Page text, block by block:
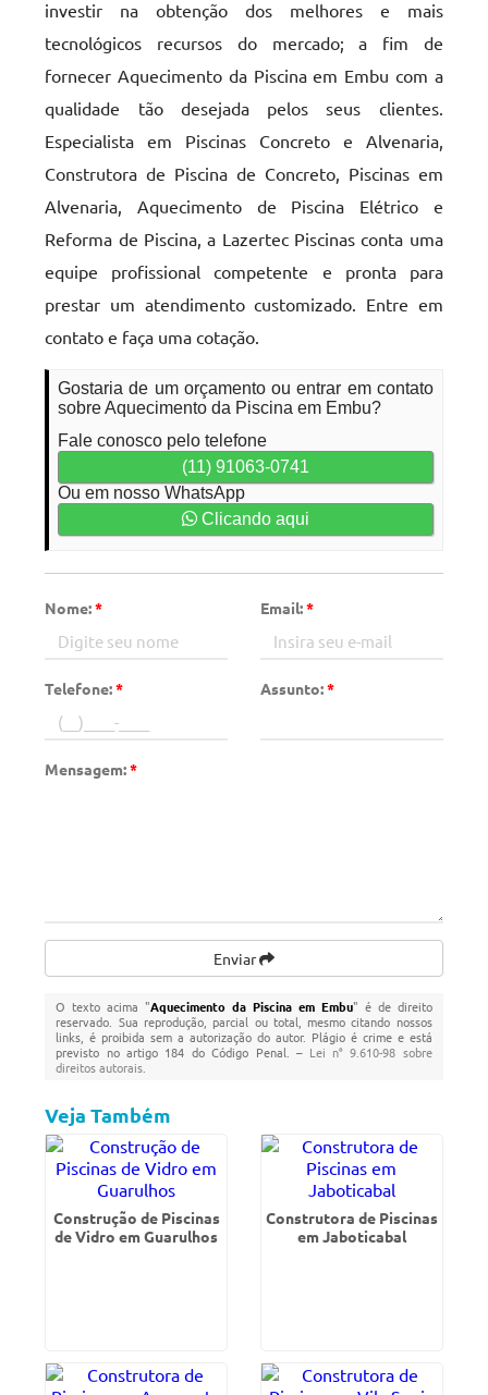
investir na obtenção dos melhores e mais
tecnológicos recursos do mercado; a fim de
fornecer Aquecimento da Piscina em Embu com a
qualidade tão desejada pelos seus clientes.
Especialista em Piscinas Concreto e Alvenaria,
Construtora de Piscina de Concreto, Piscinas em
Alvenaria, Aquecimento de Piscina Elétrico e
Reforma de Piscina, a Lazertec Piscinas conta uma
equipe profissional competente e pronta para
prestar um atendimento customizado. Entre em
contato e faça uma cotação.
Gostaria de um orçamento ou entrar em contato
sobre Aquecimento da Piscina em Embu?
Fale conosco pelo telefone
(11) 91063-0741
Ou em nosso WhatsApp
Clicando aqui
Nome:* Email:*
Telefone:* Assunto:*
Mensagem:*
Enviar
O texto acima "Aquecimento da Piscina em Embu" é de direito
reservado. Sua reprodução, parcial ou total, mesmo citando nossos
links, é proibida sem a autorização do autor. Plágio é crime e está
previsto no artigo 184 do Código Penal. – Lei n° 9.610-98 sobre
direitos autorais
Veja Também
Construção de Piscinas
de Vidro em Guarulhos
Construtora de Piscinas
em Jaboticabal